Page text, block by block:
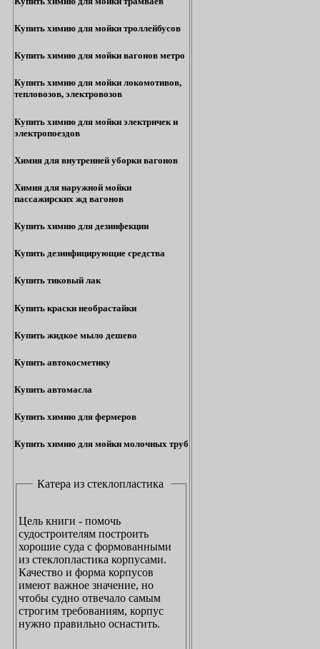
Купить химию для мойки троллейбусов
Купить химию для мойки вагонов метро
Купить химию для мойки локомотивов,
тепловозов, электровозов
Купить химию для мойки электричек и
электропоездов
Химия для внутренней уборки вагонов
Химия для наружной мойки
пассажирских жд вагонов
Купить химию для дезинфекции
Купить дезинфицирующие средства
Купить тиковый лак
Купить краски необрастайки
Купить жидкое мыло дешево
Купить автокосметику
Купить автомасла
Купить химию для фермеров
Купить химию для мойки молочных труб
Катера из стеклопластика
Цель книги - помочь
судостроителям построить
хорошие суда с формованными
из стеклопластика корпусами.
Качество и форма корпусов
имеют важное значение, но
чтобы судно отвечало самым
строгим требованиям, корпус
нужно правильно оснастить.